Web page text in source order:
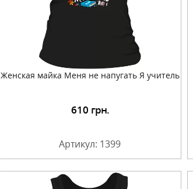
Женская майка Меня не напугать Я учитель
610 грн.
Артикул: 1399
Подробнее